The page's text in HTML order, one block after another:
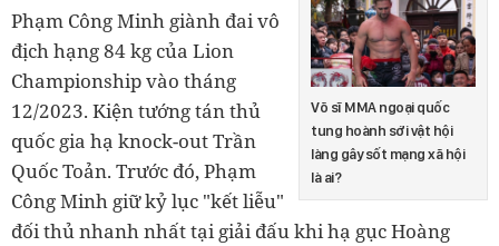
Võ sĩ MMA ngoại quốc
tung hoành sới vật hội
làng gây sốt mạng xã hội
là ai?
Phạm Công Minh giành đai vô
địch hạng 84 kg của Lion
Championship vào tháng
12/2023. Kiện tướng tán thủ
quốc gia hạ knock-out Trần
Quốc Toản. Trước đó, Phạm
Công Minh giữ kỷ lục "kết liễu"
đối thủ nhanh nhất tại giải đấu khi hạ gục Hoàng